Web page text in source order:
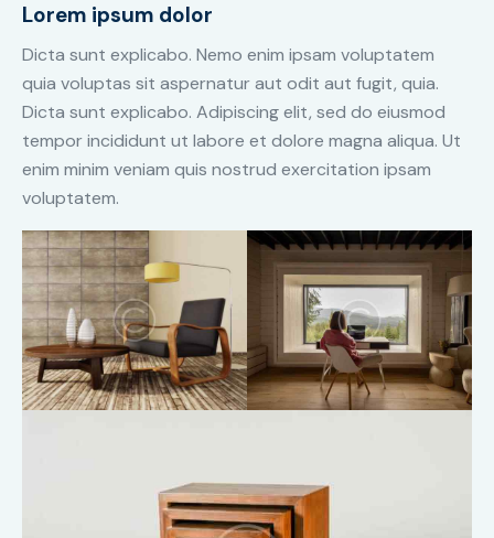
Lorem ipsum dolor
Dicta sunt explicabo. Nemo enim ipsam voluptatem
quia voluptas sit aspernatur aut odit aut fugit, quia.
Dicta sunt explicabo. Adipiscing elit, sed do eiusmod
tempor incididunt ut labore et dolore magna aliqua. Ut
enim minim veniam quis nostrud exercitation ipsam
voluptatem.